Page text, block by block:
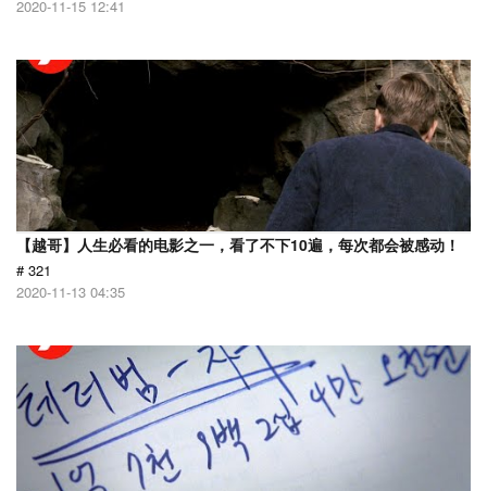
2020-11-15 12:41
【越哥】人生必看的电影之一，看了不下10遍，每次都会被感动！
# 321
2020-11-13 04:35